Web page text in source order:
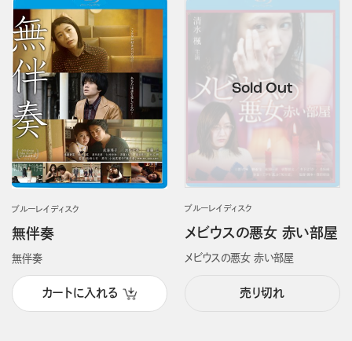
ブルーレイディスク
無伴奏
無伴奏
カートに入れる
ブルーレイディスク
メビウスの悪女 赤い部屋
メビウスの悪女 赤い部屋
売り切れ